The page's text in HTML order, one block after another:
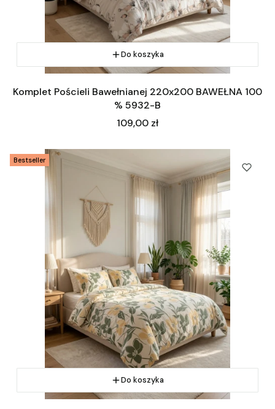
Do koszyka
Komplet Pościeli Bawełnianej 220x200 BAWEŁNA 100
% 5932-B
Cena
109,00 zł
Bestseller
Do koszyka